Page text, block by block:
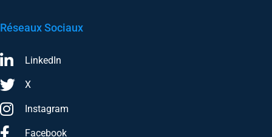
Réseaux Sociaux
LinkedIn
X
Instagram
Facebook